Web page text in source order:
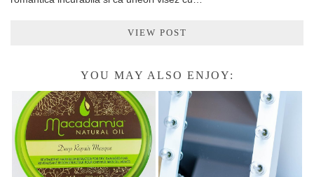
VIEW POST
YOU MAY ALSO ENJOY: